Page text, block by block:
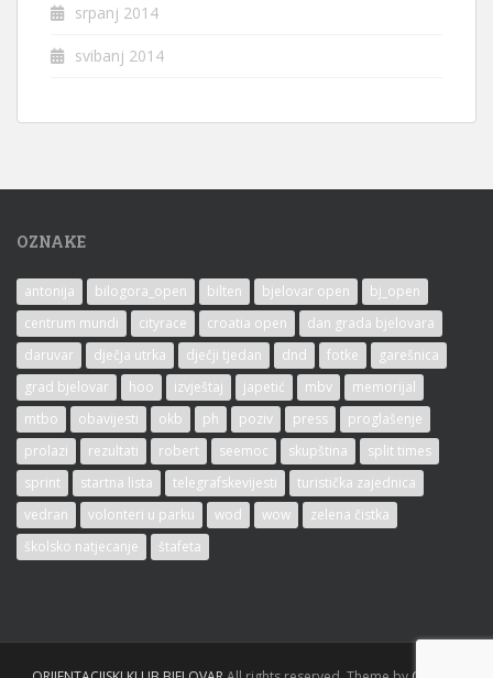
srpanj 2014
svibanj 2014
OZNAKE
antonija bilogora_open bilten bjelovar open
bj_open
centrum mundi
cityrace croatia open
dan grada bjelovara
daruvar
dječja utrka dječji tjedan dnd fotke
garešnica
grad bjelovar
hoo izvještaj japetić mbv
memorijal
mtbo
obavijesti okb ph poziv press
proglašenje
prolazi
rezultati robert seemoc skupština
split times
sprint
startna lista telegrafskevijesti
turistička zajednica
vedran
volonteri u parku wod wow
zelena čistka
školsko natjecanje
štafeta